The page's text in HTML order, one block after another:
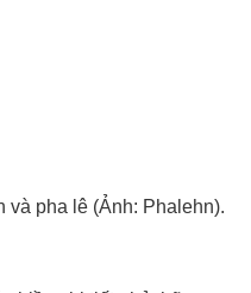
và pha lê (Ảnh: Phalehn).